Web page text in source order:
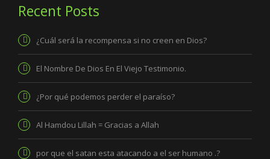
Recent Posts
¿Cuál será la recompensa si no creen en Dios?
El Nombre De Dios En El Viejo Testimonio.
¿Por qué podemos perder el paraíso?
Al Hamdou Lillah = Gracias a Allah
por que el satan esta atacando a el ser humano .?